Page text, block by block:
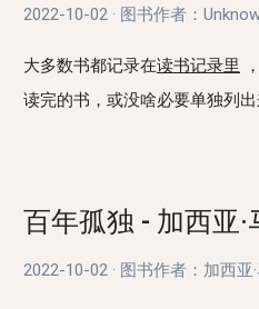
2022-10-02 · 图书作者：
大多数书都记录在读书记录里
读完的书，或没啥必要单独列出
百年孤独 - 加西亚
2022-10-02 · 图书作者：加西亚